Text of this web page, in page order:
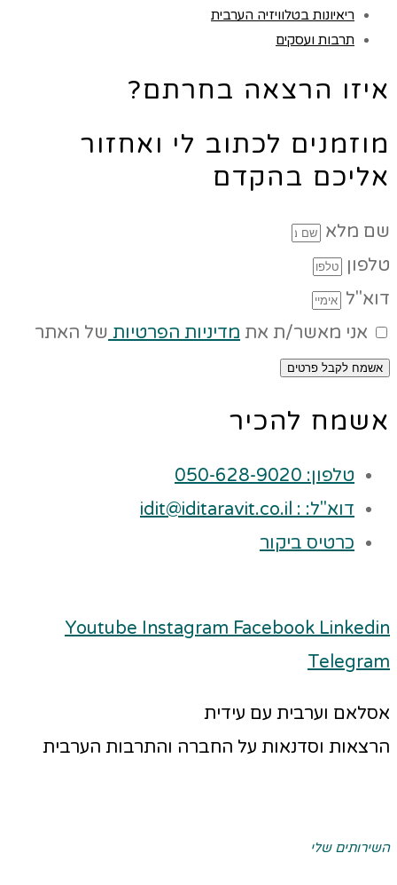
ריאיונות בטלוויזיה הערבית
תרבות ועסקים
איזו הרצאה בחרתם?
מוזמנים לכתוב לי ואחזור
אליכם בהקדם
שם מלא
טלפון
דוא"ל
אני מאשר/ת את מדיניות הפרטיות של האתר
אשמח לקבל פרטים
אשמח להכיר
טלפון: 050-628-9020
דוא"ל: : idit@iditaravit.co.il
כרטיס ביקור
Youtube Instagram Facebook Linkedin
Telegram
אסלאם וערבית עם עידית
הרצאות וסדנאות על החברה והתרבות הערבית
השירותים שלי